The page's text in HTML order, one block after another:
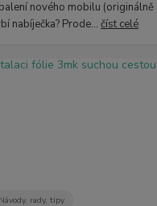
nového mobilu (originálně
nabíječka? Prode...číst celé
Návody, rady, tipy